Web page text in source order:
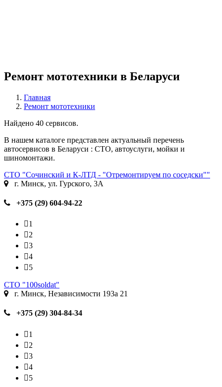
Ремонт мототехники в Беларуси
Главная
Ремонт мототехники
Найдено 40 сервисов.
В нашем каталоге представлен актуальный перечень
автосервисов в Беларуси : СТО, автоуслуги, мойки и
шиномонтажи.
СТО "Сочинский и К-ЛТД - "Отремонтируем по соседски""
г. Минск, ул. Гурского, 3А
+375 (29) 604-94-22
1
2
3
4
5
СТО "100soldat"
г. Минск, Независимости 193а 21
+375 (29) 304-84-34
1
2
3
4
5